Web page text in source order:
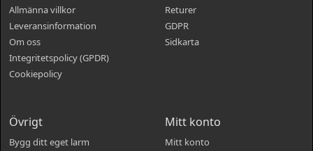
Allmänna villkor
Leveransinformation
Om oss
Integritetspolicy (GPDR)
Cookiepolicy
Returer
GDPR
Sidkarta
Övrigt
Bygg ditt eget larm
Mitt konto
Mitt konto